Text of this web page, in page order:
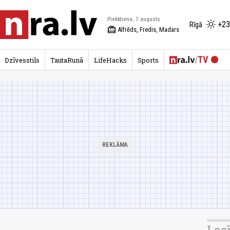
Piektdiena, 7.augusts
redeem Alfrēds, Fredis, Madars
Rīgā
Dzīvesstils TautaRunā LifeHacks Sports